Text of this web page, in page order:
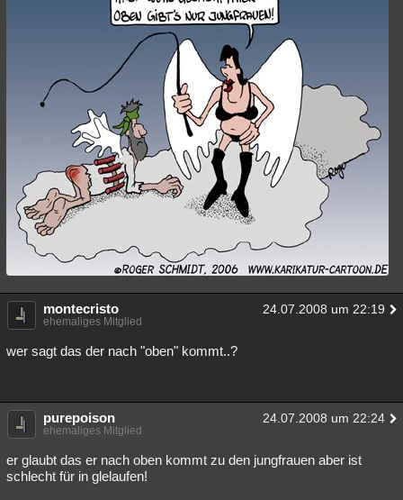
montecristo 24.07.2008 um 22:19
ehemaliges Mitglied
wer sagt das der nach "oben" kommt..?
purepoison 24.07.2008 um 22:24
ehemaliges Mitglied
er glaubt das er nach oben kommt zu den jungfrauen aber ist
schlecht für in glelaufen!